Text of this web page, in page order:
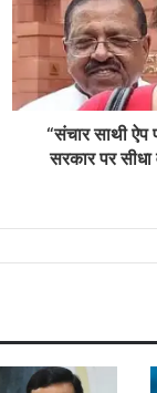
“संचार साथी ऐप
सरकार पर